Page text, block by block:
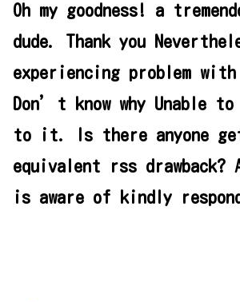
Oh my goodness! a
dude. Thank you
experiencing problem
Don’t know why Unable
to it. Is there anyone
equivalent rss drawback?
is aware of kindly